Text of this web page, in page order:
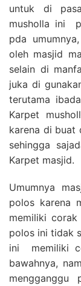
untuk di
musholla ini
pda
oleh masjid
selain di
juka di
terutama
Karpet
karena di buat
sehingga
Karpet masjid.
Umumnya
polos karena
memiliki
polos ini tidak
ini memiliki
bawahnya,
mengganggu